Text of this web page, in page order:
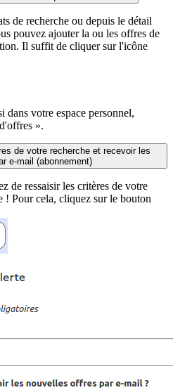
de recherche ou depuis le détail
pouvez ajouter la ou les offres de
Il suffit de cliquer sur l'icône
dans votre espace personnel,
».
de votre recherche et recevoir les
e-mail (abonnement)
de ressaisir les critères de votre
! Pour cela, cliquez sur le bouton